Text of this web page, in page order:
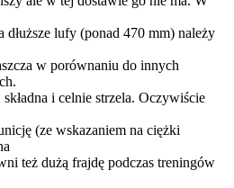
dłuższe lufy (ponad 470 mm) należy
w porównaniu do innych
i celnie strzela. Oczywiście
(ze wskazaniem na ciężki
też dużą frajdę podczas treningów